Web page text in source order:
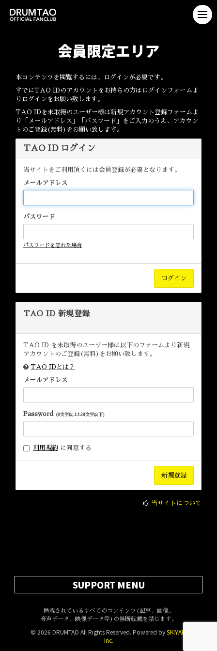
会員限定エリア
本コンテンツを閲覧するには、ログインが必要です。
すでにTAO IDのアカウントをお持ちの方はログインフォームよ
りログインをお願い致します。
TAO IDを未取得のユーザー様は新規アカウント登録フォームよ
り「メールアドレス」「パスワード」をご入力のうえ、アカウン
トのご登録(無料)をお願い致します。
TAO ID ログイン
当サイトをご利用頂くには会員登録が必要となります。
メールアドレス
パスワード
パスワードを忘れた場合
TAO ID 新規登録
TAO ID を未取得のユーザー様は以下のフォームより新規
アカウントのご登録(無料)をお願い致します。
TAO IDとは？
メールアドレス
Password (8文字以上128文字以下)
利用規約 に同意する
当サイトについて
SUPPORT MENU
掲載されているすべてのコンテンツ(記事、画像、
音声データ、映像データ等)の無断転載を禁じます。
© 2026 DRUMTAO All Rights Reserved. Powered bySKIYAKI
Inc.